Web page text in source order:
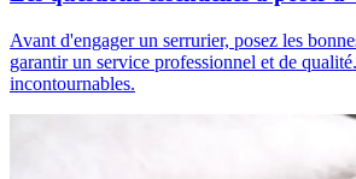
Avant d'engager un serrurier, posez les
garantir un service professionnel et de
incontournables.